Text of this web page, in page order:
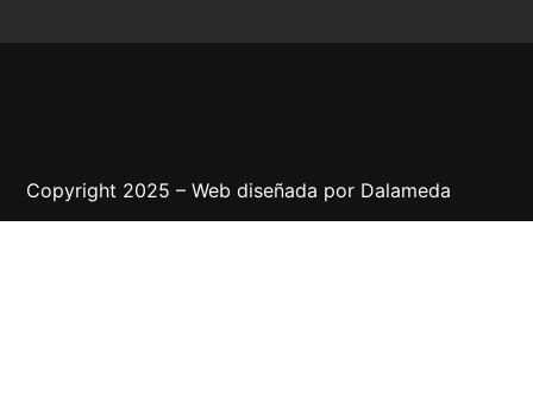
Copyright 2025 – Web diseñada por Dalameda